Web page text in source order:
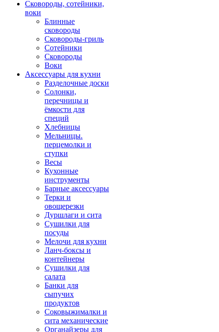
Сковороды, сотейники,
воки
Блинные
сковороды
Сковороды-гриль
Сотейники
Сковороды
Воки
Аксессуары для кухни
Разделочные доски
Солонки,
перечницы и
ёмкости для
специй
Хлебницы
Мельницы.
перцемолки и
ступки
Весы
Кухонные
инструменты
Барные аксессуары
Терки и
овощерезки
Дуршлаги и сита
Сушилки для
посуды
Мелочи для кухни
Ланч-боксы и
контейнеры
Сушилки для
салата
Банки для
сыпучих
продуктов
Соковыжималки и
сита механические
Органайзеры для